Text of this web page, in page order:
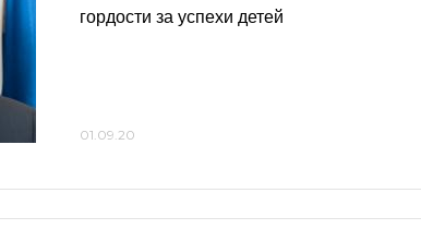
гордости за успехи детей
01.09.20